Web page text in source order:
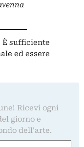
È sufficiente
ed essere
Ricevi ogni
giorno e
dell'arte.